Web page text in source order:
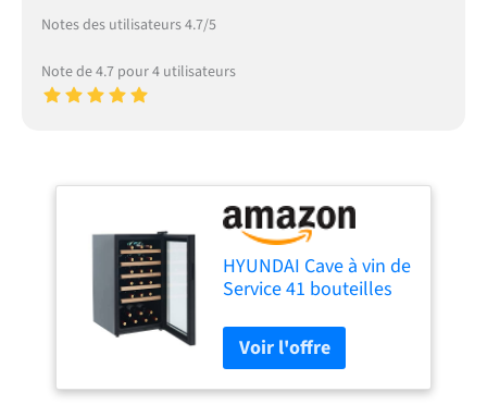
Notes des utilisateurs 4.7/5
Note de 4.7 pour 4 utilisateurs
HYUNDAI Cave à vin de
Service 41 bouteilles
Clayettes en bois